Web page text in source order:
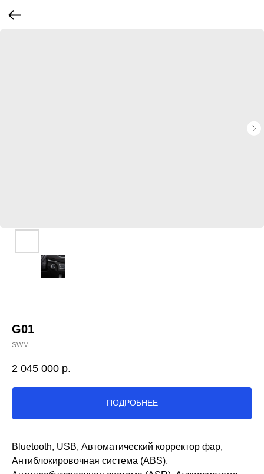
G01
SWM
2 045 000 р.
ПОДРОБНЕЕ
Bluetooth, USB, Автоматический корректор фар,
Антиблокировочная система (ABS),